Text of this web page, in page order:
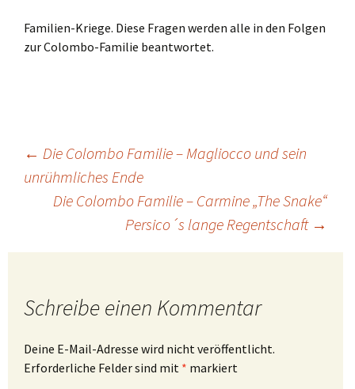
Familien-Kriege. Diese Fragen werden alle in den Folgen
zur Colombo-Familie beantwortet.
Beitragsnavigation
← Die Colombo Familie – Magliocco und sein
unrühmliches Ende
Die Colombo Familie – Carmine „The Snake“
Persico´s lange Regentschaft →
Schreibe einen Kommentar
Deine E-Mail-Adresse wird nicht veröffentlicht.
Erforderliche Felder sind mit * markiert